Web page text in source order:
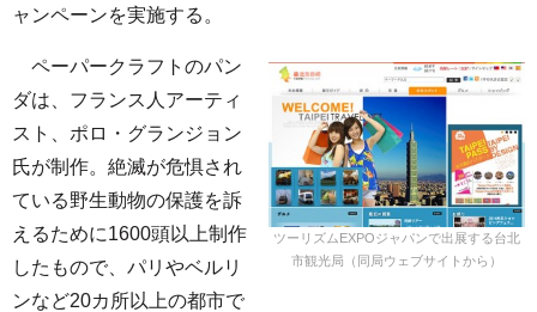
ャンペーンを実施する。
ツーリズムEXPOジャパンで出展する台北
市観光局（同局ウェブサイトから）
ペーパークラフトのパン
ダは、フランス人アーティ
スト、ポロ・グランジョン
氏が制作。絶滅が危惧され
ている野生動物の保護を訴
えるために1600頭以上制作
したもので、パリやベルリ
ンなど20カ所以上の都市で